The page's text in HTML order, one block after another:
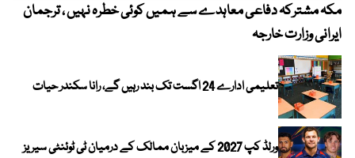
مکہ مشترکہ دفاعی معاہدے سے ہمیں کوئی خطرہ نہیں ، ترجمان
ایرانی وزارت خارجہ
تعلیمی ادارے 24 اگست تک بند رہیں گے، رانا سکندر حیات
ورلڈ کپ 2027 کے میزبان ممالک کے درمیان ٹی ٹوئنٹی سیریز